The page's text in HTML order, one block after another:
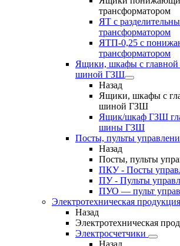
трансформатором
ЯТ с
трансформатором
ЯТП-0,25 с
трансформатором
Ящики, шкафы с главной
шиной ГЗШ
Назад
Ящики, шкафы с
шиной ГЗШ
Ящик/шкаф ГЗШ
шины ГЗШ
Посты, пульты
Назад
Посты, пульты
ПКУ - Посты
ПУ - Пульты
ПУО — пульт
Электротехническая продукция
Назад
Электротехническая
Электросчетчики
Назад